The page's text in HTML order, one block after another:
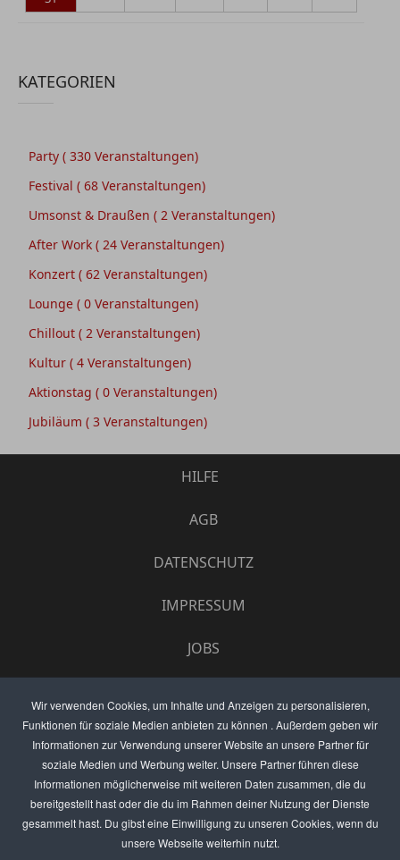
Wir verwenden Cookies, um Inhalte und Anzeigen zu personalisieren,
Funktionen für soziale Medien anbieten zu können . Außerdem geben wir
Informationen zur Verwendung unserer Website an unsere Partner für
soziale Medien und Werbung weiter. Unsere Partner führen diese
Informationen möglicherweise mit weiteren Daten zusammen, die du
bereitgestellt hast oder die du im Rahmen deiner Nutzung der Dienste
gesammelt hast. Du gibst eine Einwilligung zu unseren Cookies, wenn du
unsere Webseite weiterhin nutzt.
KATEGORIEN
Party ( 330 Veranstaltungen)
Festival ( 68 Veranstaltungen)
Umsonst & Draußen ( 2 Veranstaltungen)
After Work ( 24 Veranstaltungen)
Konzert ( 62 Veranstaltungen)
Lounge ( 0 Veranstaltungen)
Chillout ( 2 Veranstaltungen)
Kultur ( 4 Veranstaltungen)
Aktionstag ( 0 Veranstaltungen)
Jubiläum ( 3 Veranstaltungen)
HILFE
AGB
DATENSCHUTZ
IMPRESSUM
JOBS
ANZEIGEN PREISE
BEWERTET UNS
KONTAKT